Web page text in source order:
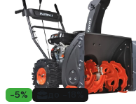
-5%